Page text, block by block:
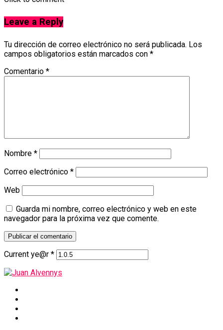
Leave a Reply
Tu dirección de correo electrónico no será publicada. Los
campos obligatorios están marcados con *
Comentario *
Nombre *
Correo electrónico *
Web
Guarda mi nombre, correo electrónico y web en este
navegador para la próxima vez que comente.
Current ye@r *